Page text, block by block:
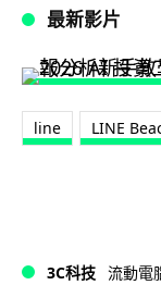
最新影片
line LINE
3C科技 流動電